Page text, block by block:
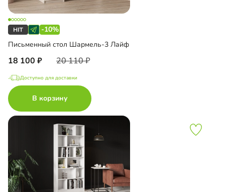
-10%
Письменный стол Шармель-3 Лайф
18 100 20 110
Доступно для доставки
В корзину